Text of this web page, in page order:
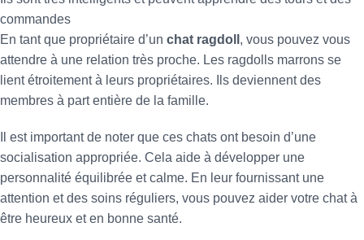
commandes
En tant que propriétaire d’un chat ragdoll , vous pouvez vous
attendre à une relation très proche. Les ragdolls marrons se
lient étroitement à leurs propriétaires. Ils deviennent des
membres à part entière de la famille.
Il est important de noter que ces chats ont besoin d’une
socialisation appropriée. Cela aide à développer une
personnalité équilibrée et calme. En leur fournissant une
attention et des soins réguliers, vous pouvez aider votre chat à
être heureux et en bonne santé.